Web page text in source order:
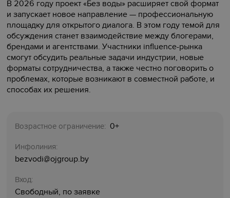
В 2026 году проект «Без воды» расширяет свой формат
и запускает новое направление — профессиональную
площадку для открытого диалога. В этом году темой для
обсуждения станет взаимодействие между блогерами,
брендами и агентствами. Участники influence-рынка
смогут обсудить реальные задачи индустрии, новые
форматы сотрудничества, а также честно поговорить о
проблемах, которые возникают в совместной работе, и
способах их решения.
Возрастное ограничение: 0+
Инфолиния:
bezvodi@ojgroup.by
Вход:
Свободный, по заявке